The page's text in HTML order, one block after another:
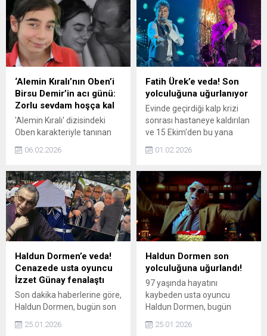
yaralanan ve 6 aydır yoğun
bakımda yaşam mücadelesi
veren 27 yaşındaki oyuncu
İbrahim Yıldız hayatını
kaybetti. Genç oyuncu,
Kartal Soğanlık Safa
Camii'nde kılınan cenaze
namazının ardından son
yolculuğuna uğurlandı.
İbrahim Yıldız (27), Kartal
Soğanlık Safa Cami'nde
kılınan cenaze namazının
ardından son yolculuğuna
uğurlandı.
‘Alemin Kıralı’nın Oben’i
Birsu Demir’in acı günü:
Zorlu sevdam hoşça kal
'Alemin Kıralı' dizisindeki
Oben karakteriyle tanınan
oyuncu Birsu Demir, babası
Aydoğan Demir hayatını
bir veda yazan Demir, “Zorlu
sevdam hoşça kal” notunu
düştü.
06.02.2026
Fatih Ürek’e veda! Son
yolculuğuna uğurlanıyor
Evinde geçirdiği kalp krizi
sonrası hastaneye kaldırılan
ve 15 Ekim'den bu yana
yoğun bakımda tedavi
altında olan 59 yaşındaki
günü hayatını kaybetmişti.
Sevilen isim, bugün son
yolculuğuna uğurlanıyor.
01.02.2026
Haldun Dormen’e veda!
Cenazede usta oyuncu
İzzet Günay fenalaştı
Son dakika haberlerine göre,
Haldun Dormen, bugün son
Cenaze törenine ünlüler
25.01.2026
Haldun Dormen son
yolculuğuna uğurlandı!
97 yaşında hayatını
kaybeden usta oyuncu
Haldun Dormen, bugün
töreninin ardından son
25.01.2026